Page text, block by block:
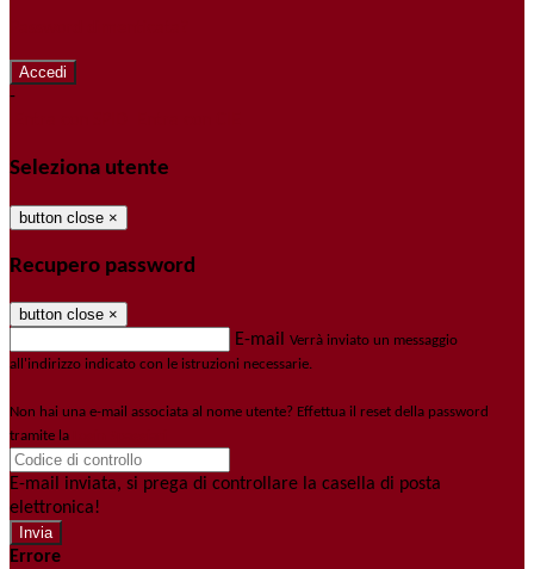
-
Seleziona utente
button close ×
Recupero password
button close ×
E-mail Verrà inviato un messaggio
all'indirizzo indicato con le istruzioni necessarie.
Non hai una e-mail associata al nome utente? Effettua il reset della password
tramite la
E-mail inviata, si prega di controllare la casella di posta
elettronica!
Errore